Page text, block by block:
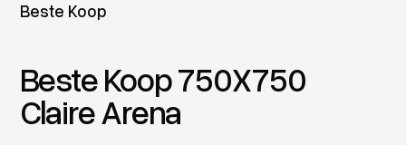
Beste Koop
Beste Koop 750X750
Claire Arena